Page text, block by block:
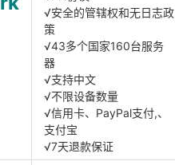
√安全的管辖权和无日志政
策
√43多个国家160台服务
器
√支持中文
√不限设备数量
√信用卡、PayPal支付,、
支付宝
√7天退款保证